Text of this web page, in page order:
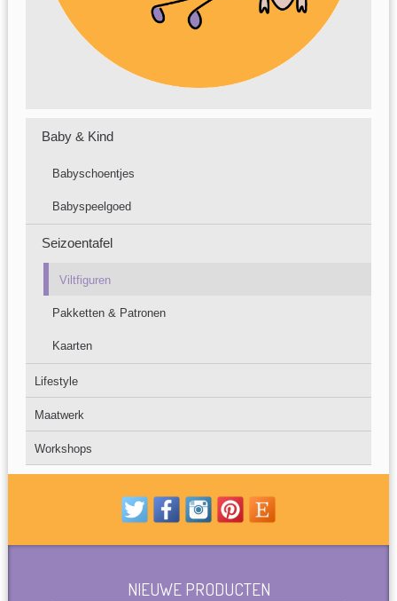
Baby & Kind
Babyschoentjes
Babyspeelgoed
Seizoentafel
Viltfiguren
Pakketten & Patronen
Kaarten
Lifestyle
Maatwerk
Workshops
NIEUWE PRODUCTEN